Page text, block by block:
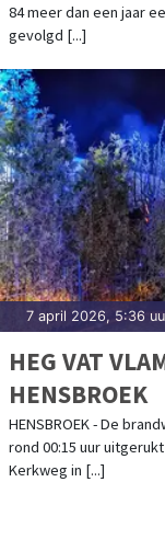
84 meer dan een jaar
gevolgd [...]
7 april 2026, 5:36
HEG VAT
HENSBROEK
HENSBROEK - De
rond 00:15 uur
Kerkweg in [...]